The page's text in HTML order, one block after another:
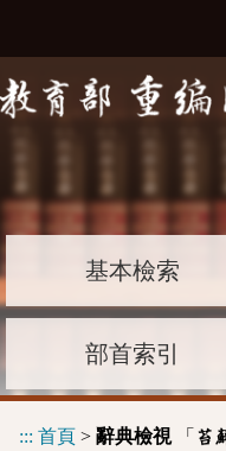
基本檢索
部首索引
::: 首頁 > 辭典檢視「 苔